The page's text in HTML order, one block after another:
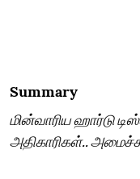
Summary
மின்வாரிய ஹார்டு
அதிகாரிகள்..